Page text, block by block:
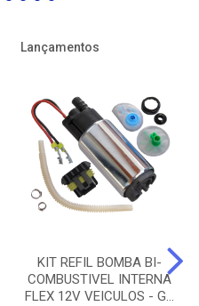
Lançamentos
KIT REFIL BOMBA BI-
COMBUSTIVEL INTERNA
FLEX 12V VEICULOS - G...